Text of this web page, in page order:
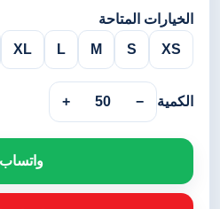
الخيارات المتاحة
XS
S
M
L
XL
الكمية −
50
+
واتساب